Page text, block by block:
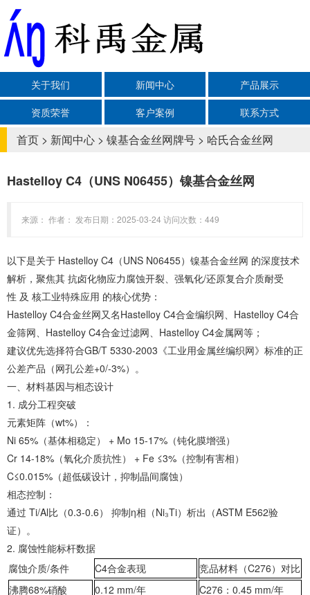
关于我们 新闻中心
产品展示
资质荣誉
客户案例 联系方式
首页 > 新闻中心 > 镍基合金丝网牌号 > 哈氏合金丝网
Hastelloy C4（UNS N06455）镍基合金丝网‌
来源： 作者： 发布日期：2025-03-24 访问次数：449
以下是关于 ‌Hastelloy C4（UNS N06455）镍基合金丝网‌ 的深度技术
解析，聚焦其 ‌抗卤化物应力腐蚀开裂、强氧化/还原复合介质耐受
性‌ 及 ‌核工业特殊应用‌ 的核心优势：
‌Hastelloy C4合金丝网又名‌Hastelloy C4合金编织网、‌Hastelloy C4合
金筛网、‌Hastelloy C4合金过滤网、‌Hastelloy C4金属网等；
建议优先选择符合GB/T 5330-2003《工业用金属丝编织网》标准的正
公差产品（网孔公差+0/-3%）。
‌一、材料基因与相态设计‌
1. ‌成分工程突破‌
‌元素矩阵（wt%）‌：
‌Ni 65%‌（基体相稳定） + ‌Mo 15-17%‌（钝化膜增强）
‌Cr 14-18%‌（氧化介质抗性） + ‌Fe ≤3%‌（控制有害相）
‌C≤0.015%‌（超低碳设计，抑制晶间腐蚀）
‌相态控制‌：
通过 ‌Ti/Al比（0.3-0.6）‌ 抑制η相（Ni₃Ti）析出（ASTM E562验
证）。
2. ‌腐蚀性能标杆数据‌
腐蚀介质/条件
C4合金表现
竞品材料（C276）对比
‌沸腾68%硝酸‌
0.12 mm/年 C276：0.45 mm/年